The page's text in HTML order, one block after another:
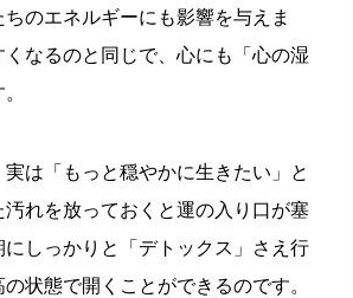
のエネルギーにも影響を与えま
なるのと同じで、心にも「心の湿
は「もっと穏やかに生きたい」と
れを放っておくと運の入り口が塞
しっかりと「デトックス」さえ行
状態で開くことができるのです。